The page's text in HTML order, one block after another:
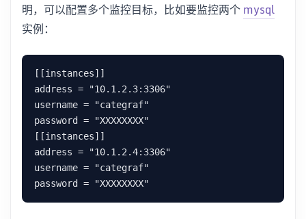
明，可以配置多个监控目标，比如要监控两个mysql
实例：
[[instances]]
address = "10.1.2.3:3306"
username = "categraf"
password = "XXXXXXXX"
[[instances]]
address = "10.1.2.4:3306"
username = "categraf"